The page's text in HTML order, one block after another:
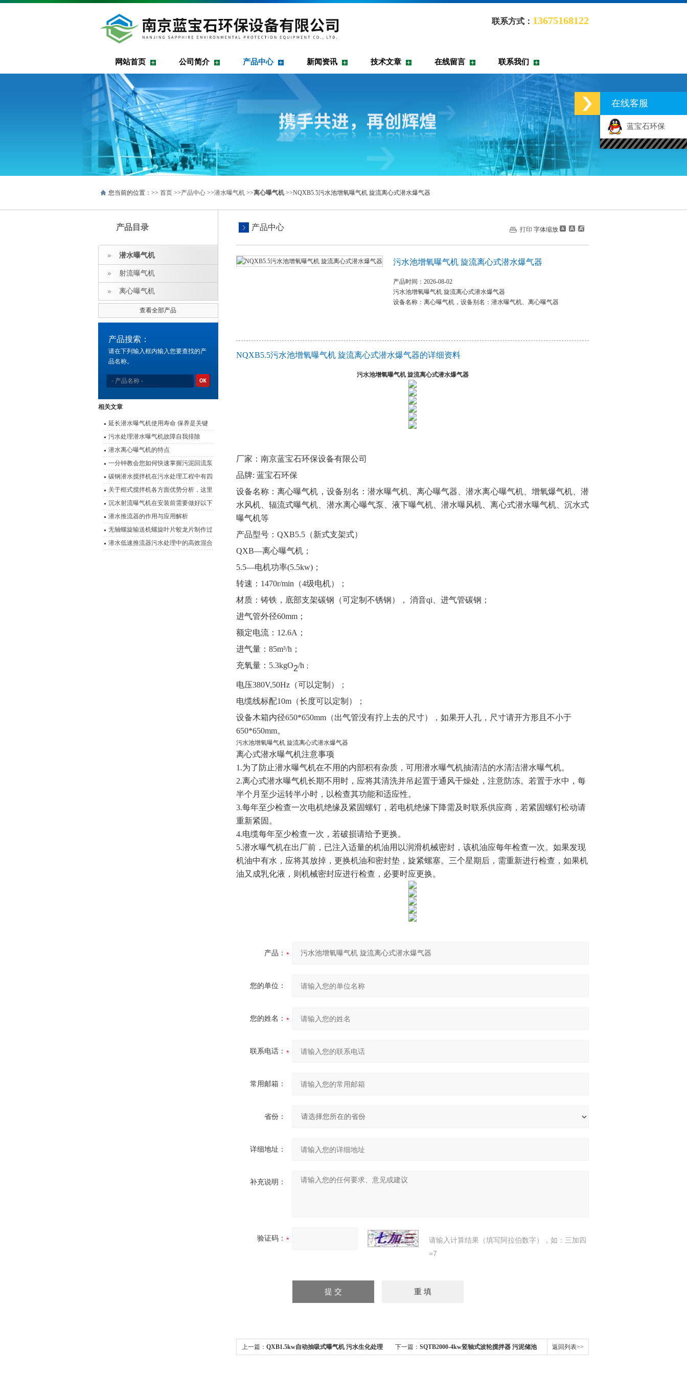
联系方式： 13675168122
网站首页 公司简介 产品中心 新闻资讯 技术文章 在线留言 联系我们
您当前的位置：>> 首页 >>产品中心 >>潜水曝气机 >>离心曝气机>>NQXB5.5污水池增氧曝气机 旋流离心式潜水爆气器
产品目录
潜水曝气机
射流曝气机
离心曝气机
查看全部产品
产品搜索：
请在下列输入框内输入您要查找的产
品名称。
相关文章
延长潜水曝气机使用寿命 保养是关键
污水处理潜水曝气机故障自我排除
潜水离心曝气机的特点
一分钟教会您如何快速掌握污泥回流泵
的安装结构
碳钢潜水搅拌机在污水处理工程中有四
大应用
关于框式搅拌机各方面优势分析，这里
都有
沉水射流曝气机在安装前需要做好以下
这些事项
潜水推流器的作用与应用解析
无轴螺旋输送机螺旋叶片蛟龙片制作过
程
潜水低速推流器污水处理中的高效混合
产品中心 打印 字体缩放
污水池增氧曝气机 旋流离心式潜水爆气器
产品时间：2026-08-02
污水池增氧曝气机 旋流离心式潜水爆气器
设备名称：离心曝气机，设备别名：潜水曝气机、离心曝气器
NQXB5.5污水池增氧曝气机 旋流离心式潜水爆气器的详细资料
污水池增氧曝气机 旋流离心式潜水爆气器
厂家： 南京蓝宝石环保设备有限公司
品牌: 蓝宝石环保
设备名称 ：离心曝气机 ， 设备别名：潜水曝气机、离心曝气器、潜水离心曝气机、增氧爆气机、潜
水风机、辐流式曝气机、潜水离心曝气泵、液下曝气机、潜水曝风机、离心式潜水曝气机、沉水式
曝气机等
产品型号： QXB5.5（新式支架式）
QXB—离心曝气机；
5.5—电机功率(5.5kw)；
转速： 1470r/min（4级电机）；
材质 ： 铸铁， 底部支架碳钢 （可定制不锈钢）， 消音qi、进气管碳钢；
进气管外径60mm；
额定电流： 12.6A；
进气量： 85m³/h；
充氧量： 5.3kgO2/h ；
电压380V,50Hz（可以定制）；
电缆线标配10m（长度可以定制）；
设备木箱内径650*650mm（出气管没有拧上去的尺寸），如果开人孔，尺寸请开方形且不小于
650*650mm。
污水池增氧曝气机 旋流离心式潜水爆气器
离心式潜水曝气机注意事项
1.为了防止潜水曝气机在不用的内部积有杂质，可用潜水曝气机抽清洁的水清洁潜水曝气机。
2.离心式潜水曝气机长期不用时，应将其清洗并吊起置于通风干燥处，注意防冻。若置于水中，每
半个月至少运转半小时，以检查其功能和适应性。
3.每年至少检查一次电机绝缘及紧固螺钉，若电机绝缘下降需及时联系供应商，若紧固螺钉松动请
重新紧固。
4.电缆每年至少检查一次，若破损请给予更换。
5.潜水曝气机在出厂前，已注入适量的机油用以润滑机械密封，该机油应每年检查一次。如果发现
机油中有水，应将其放掉，更换机油和密封垫，旋紧螺塞。三个星期后，需重新进行检查，如果机
油又成乳化液，则机械密封应进行检查，必要时应更换。
产品：
您的单位：
您的姓名：
联系电话：
常用邮箱：
省份：
详细地址：
补充说明：
验证码：
请输入计算结果（填写阿拉伯数字），如：三加四
=7
上一篇： QXB1.5kw自动抽吸式曝气机 污水生化处理 下一篇： SQTB2000-4kw竖轴式波轮搅拌器 污泥储池 返回列表>>
在线客服
蓝宝石环保